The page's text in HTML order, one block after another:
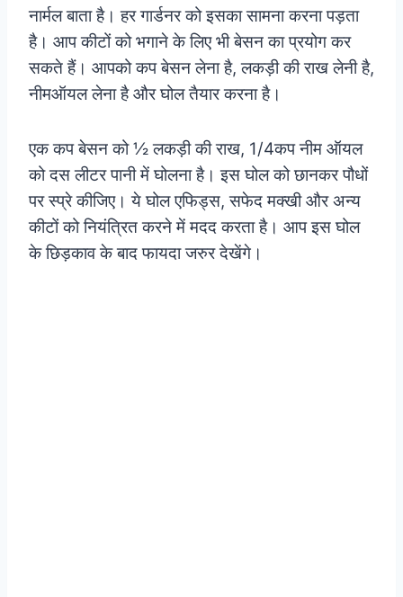
नार्मल बाता है। हर गार्डनर को इसका सामना करना पड़ता
है। आप कीटों को भगाने के लिए भी बेसन का प्रयोग कर
सकते हैं। आपको कप बेसन लेना है, लकड़ी की राख लेनी है,
नीमऑयल लेना है और घोल तैयार करना है।
एक कप बेसन को ½ लकड़ी की राख, 1/4कप नीम ऑयल
को दस लीटर पानी में घोलना है। इस घोल को छानकर पौधों
पर स्प्रे कीजिए। ये घोल एफिड्स, सफेद मक्खी और अन्य
कीटों को नियंत्रित करने में मदद करता है। आप इस घोल
के छिड़काव के बाद फायदा जरुर देखेंगे।